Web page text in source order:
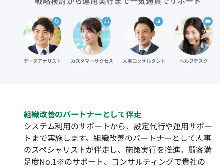
組織改善のパートナーとして伴走
システム利用のサポートから、設定代行や運用サポー
トまで実施します。組織改善のパートナーとして人事
のスペシャリストが伴走し、施策実行を推進。顧客満
足度No.1※のサポート、コンサルティングで貴社の